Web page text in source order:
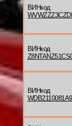
ВИНкод
ВИНкод
ВИНкод